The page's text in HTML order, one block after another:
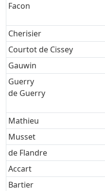
Facon
Cherisier
Courtot de Cissey
Gauwin
Guerry
de Guerry
Mathieu
Musset
de Flandre
Accart
Bartier